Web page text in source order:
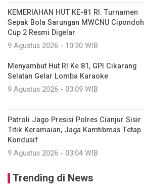
KEMERIAHAN HUT KE-81 RI: Turnamen
Sepak Bola Sarungan MWCNU Cipondoh
Cup 2 Resmi Digelar
9 Agustus 2026 - 10:30 WIB
Menyambut Hut RI Ke 81, GPI Cikarang
Selatan Gelar Lomba Karaoke
9 Agustus 2026 - 03:09 WIB
Patroli Jago Presisi Polres Cianjur Sisir
Titik Keramaian, Jaga Kamtibmas Tetap
Kondusif
9 Agustus 2026 - 03:04 WIB
Trending di News